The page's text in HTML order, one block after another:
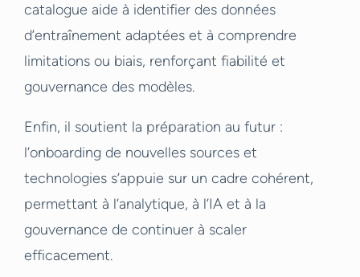
catalogue aide à identifier des données
d’entraînement adaptées et à comprendre
limitations ou biais, renforçant fiabilité et
gouvernance des modèles.
Enfin, il soutient la préparation au futur :
l’onboarding de nouvelles sources et
technologies s’appuie sur un cadre cohérent,
permettant à l’analytique, à l’IA et à la
gouvernance de continuer à scaler
efficacement.